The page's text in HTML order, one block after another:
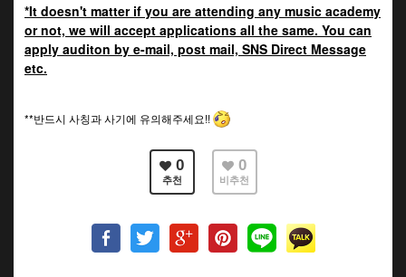
*It doesn't matter if you are attending any music academy
or not, we will accept applications all the same. You can
apply auditon by e-mail, post mail, SNS Direct Message
etc.
**반드시 사칭과 사기에 유의해주세요!!
0
추천
0
비추천